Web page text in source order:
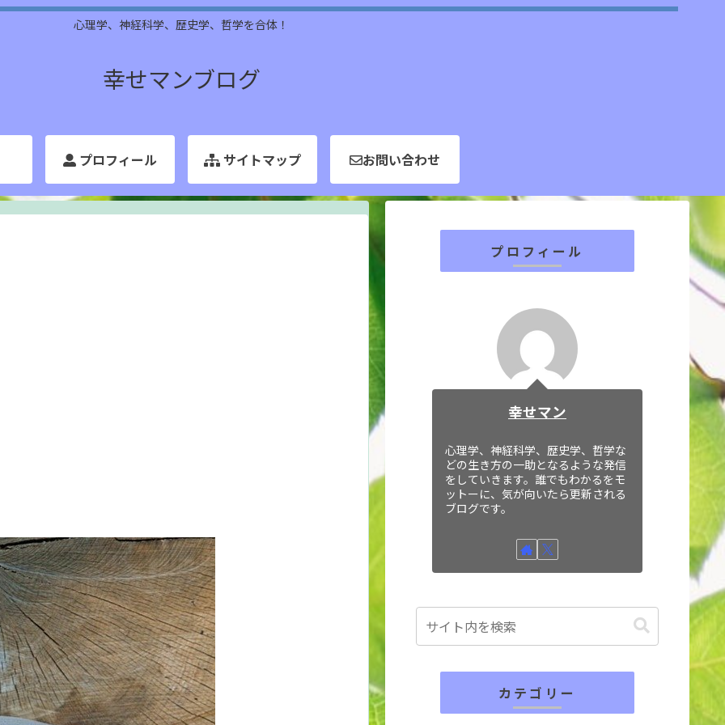
心理学、神経科学、歴史学、哲学を合体！
幸せマンブログ
プロフィール サイトマップ お問い合わせ
プロフィール
幸せマン
心理学、神経科学、歴史学、哲学な
どの生き方の一助となるような発信
をしていきます。誰でもわかるをモ
ットーに、気が向いたら更新される
ブログです。
カテゴリー